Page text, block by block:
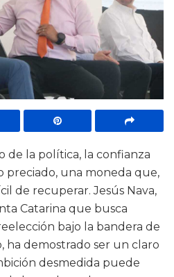
de la política, la confianza
preciado, una moneda que,
de recuperar. Jesús Nava,
Catarina que busca
bajo la bandera de
ha demostrado ser un claro
desmedida puede